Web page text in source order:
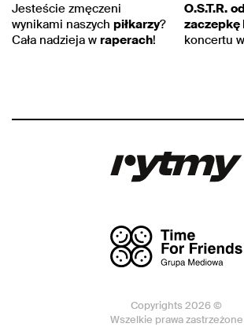
Jesteście zmęczeni
wynikami naszych piłkarzy?
Cała nadzieja w raperach!
O.S.T.R.
zaczepkę
koncertu
Copyrights 2026 ©
Wszelkie prawa zastrzeżone